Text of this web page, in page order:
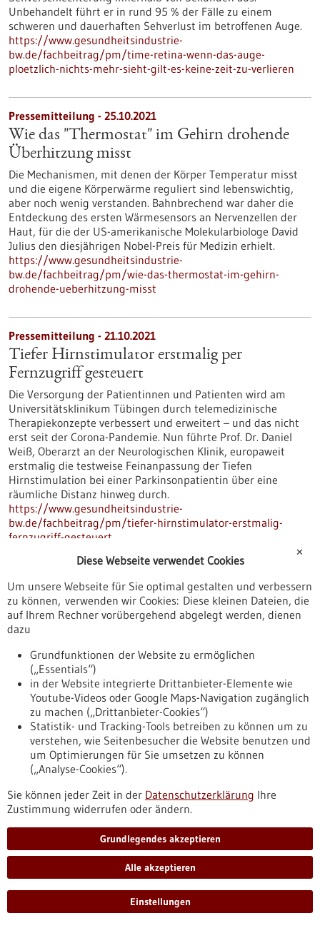
Unbehandelt führt er in rund 95 % der Fälle zu einem
schweren und dauerhaften Sehverlust im betroffenen Auge.
https://www.gesundheitsindustrie-
bw.de/fachbeitrag/pm/time-retina-wenn-das-auge-
ploetzlich-nichts-mehr-sieht-gilt-es-keine-zeit-zu-verlieren
Pressemitteilung - 25.10.2021
Wie das "Thermostat" im Gehirn drohende
Überhitzung misst
Die Mechanismen, mit denen der Körper Temperatur misst
und die eigene Körperwärme reguliert sind lebenswichtig,
aber noch wenig verstanden. Bahnbrechend war daher die
Entdeckung des ersten Wärmesensors an Nervenzellen der
Haut, für die der US-amerikanische Molekularbiologe David
Julius den diesjährigen Nobel-Preis für Medizin erhielt.
https://www.gesundheitsindustrie-
bw.de/fachbeitrag/pm/wie-das-thermostat-im-gehirn-
drohende-ueberhitzung-misst
Pressemitteilung - 21.10.2021
Tiefer Hirnstimulator erstmalig per
Fernzugriff gesteuert
Die Versorgung der Patientinnen und Patienten wird am
Universitätsklinikum Tübingen durch telemedizinische
Therapiekonzepte verbessert und erweitert – und das nicht
erst seit der Corona-Pandemie. Nun führte Prof. Dr. Daniel
Weiß, Oberarzt an der Neurologischen Klinik, europaweit
erstmalig die testweise Feinanpassung der Tiefen
Hirnstimulation bei einer Parkinsonpatientin über eine
räumliche Distanz hinweg durch.
https://www.gesundheitsindustrie-
bw.de/fachbeitrag/pm/tiefer-hirnstimulator-erstmalig-
fernzugriff-gesteuert
Pressemitteilung - 18.10.2021
Genauere Charakterisierung von
Hirntumoren verbessert Diagnose und
Eine internationale Studie mit rund 3000 Patientinnen und
Patienten bestätigt die Aussagekraft eines neuen
Klassifizierungssystems für Meningeome. Es kombiniert
Gewebecharakteristika (Histologie) mit molekularen Analysen
und verbessert so die Therapieplanung.
https://www.gesundheitsindustrie-
bw.de/fachbeitrag/pm/genauere-charakterisierung-von-
hirntumoren-verbessert-diagnose-und-therapie
Pressemitteilung - 13.10.2021
Wenn der Gehirnscan unsere Wahrnehmung
verzerrt
Die Untersuchung im Kernspintomographen stört die
Raumwahrnehmung gesunder Personen, berichten Tübinger
Hirnforschende. Die Kernspintomographie – auch
Magnetresonanztomographie (MRT) genannt – setzen
✕
Diese Webseite verwendet Cookies
Um unsere Webseite für Sie optimal gestalten und verbessern
zu können, verwenden wir Cookies: Diese kleinen Dateien, die
auf Ihrem Rechner vorübergehend abgelegt werden, dienen
dazu
Grundfunktionen der Website zu ermöglichen
(„Essentials“)
in der Website integrierte Drittanbieter-Elemente wie
Youtube-Videos oder Google Maps-Navigation zugänglich
zu machen („Drittanbieter-Cookies“)
Statistik- und Tracking-Tools betreiben zu können um zu
verstehen, wie Seitenbesucher die Website benutzen und
um Optimierungen für Sie umsetzen zu können
(„Analyse-Cookies“).
Sie können jeder Zeit in der Datenschutzerklärung Ihre
Zustimmung widerrufen oder ändern.
Grundlegendes akzeptieren
Alle akzeptieren
Einstellungen